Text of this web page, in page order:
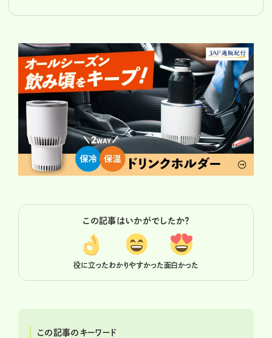
この記事はいかがでしたか？
役に立ったわかりやすかった面白かった
この記事のキーワード